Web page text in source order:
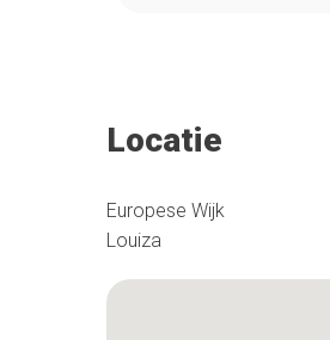
Locatie
Europese Wijk
Louiza